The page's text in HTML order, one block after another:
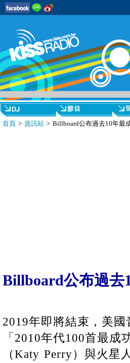
首頁 > 資訊站 > Billboard公布過去10年最
Billboard公布過去
2019年即將結束，美
「2010年代100首最
（Katy Perry）與火星